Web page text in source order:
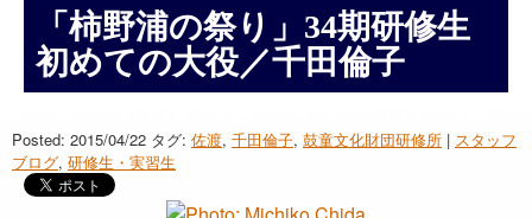
「柿野浦の祭り」34期研修生
初めての大役／千田倫子
Posted: 2015/04/22 タグ: 佐渡, 千田倫子, 鼓童文化財団研修所 | スタッフ
ブログ, 研修生・実習生